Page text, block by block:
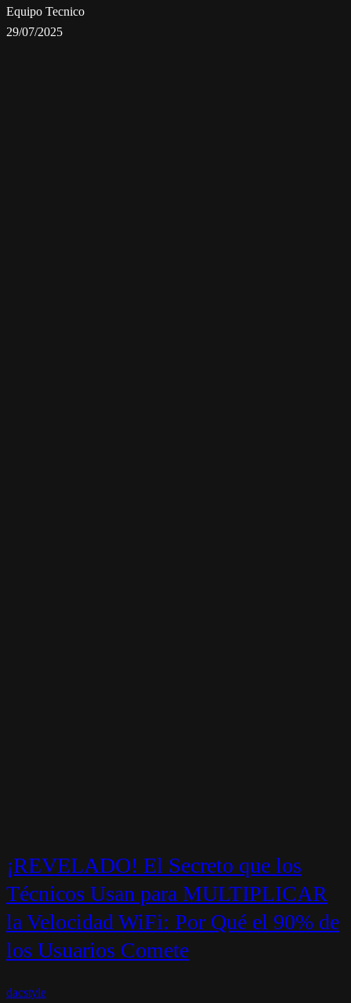
Equipo Tecnico
29/07/2025
¡REVELADO! El Secreto que los
Técnicos Usan para MULTIPLICAR
la Velocidad WiFi: Por Qué el 90% de
los Usuarios Comete
dacstyle